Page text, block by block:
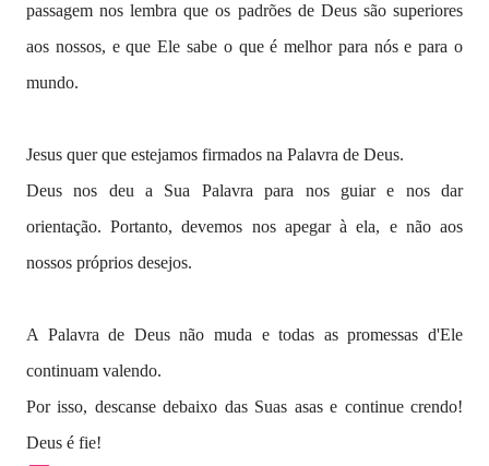
passagem nos lembra que os padrões de Deus são superiores
aos nossos, e que Ele sabe o que é melhor para nós e para o
mundo.
Jesus quer que estejamos firmados na Palavra de Deus.
Deus nos deu a Sua Palavra para nos guiar e nos dar
orientação. Portanto, devemos nos apegar à ela, e não aos
nossos próprios desejos.
A Palavra de Deus não muda e todas as promessas d'Ele
continuam valendo.
Por isso, descanse debaixo das Suas asas e continue crendo!
Deus é fie!